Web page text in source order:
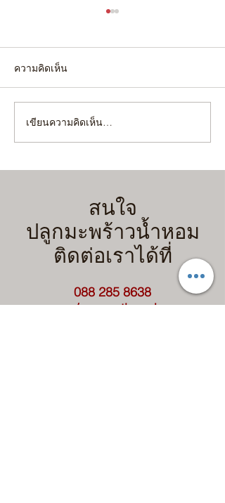
4 เทคนิคขั้นตอน เตรียม
สวนมะพร้าวน้ำหอมรับฝน
ฉบับคนขี้เกียจแต่ได้ผลจริง!
ความคิดเห็น
เขียนความคิดเห็น…
สนใจ
ปลูกมะพร้าวน้ำหอม
ติดต่อเราได้ที่
088 285 8638
m.me/coconutbanpheao